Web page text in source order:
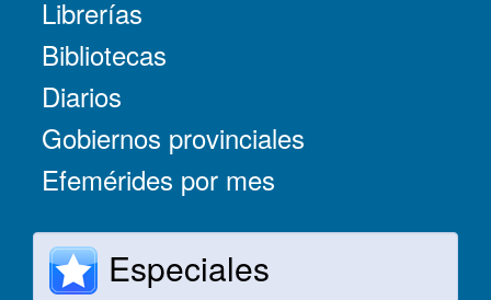
Librerías
Bibliotecas
Diarios
Gobiernos provinciales
Efemérides por mes
Especiales